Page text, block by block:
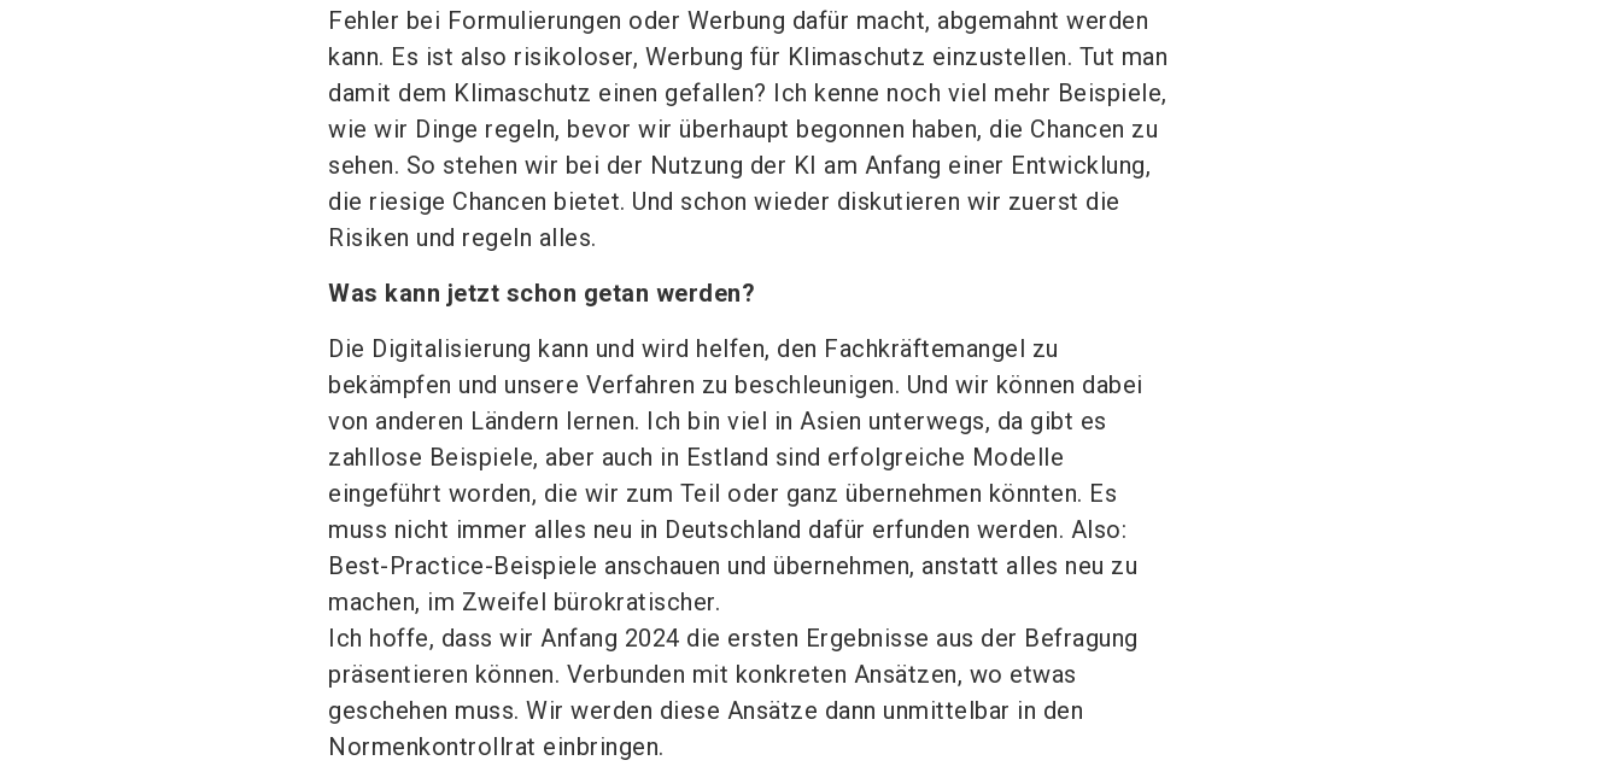
Fehler bei Formulierungen oder Werbung dafür macht, abgemahnt werden
kann. Es ist also risikoloser, Werbung für Klimaschutz einzustellen. Tut man
damit dem Klimaschutz einen gefallen? Ich kenne noch viel mehr Beispiele,
wie wir Dinge regeln, bevor wir überhaupt begonnen haben, die Chancen zu
sehen. So stehen wir bei der Nutzung der KI am Anfang einer Entwicklung,
die riesige Chancen bietet. Und schon wieder diskutieren wir zuerst die
Risiken und regeln alles.
Was kann jetzt schon getan werden?
Die Digitalisierung kann und wird helfen, den Fachkräftemangel zu
bekämpfen und unsere Verfahren zu beschleunigen. Und wir können dabei
von anderen Ländern lernen. Ich bin viel in Asien unterwegs, da gibt es
zahllose Beispiele, aber auch in Estland sind erfolgreiche Modelle
eingeführt worden, die wir zum Teil oder ganz übernehmen könnten. Es
muss nicht immer alles neu in Deutschland dafür erfunden werden. Also:
Best-Practice-Beispiele anschauen und übernehmen, anstatt alles neu zu
machen, im Zweifel bürokratischer.
Ich hoffe, dass wir Anfang 2024 die ersten Ergebnisse aus der Befragung
präsentieren können. Verbunden mit konkreten Ansätzen, wo etwas
geschehen muss. Wir werden diese Ansätze dann unmittelbar in den
Normenkontrollrat einbringen.